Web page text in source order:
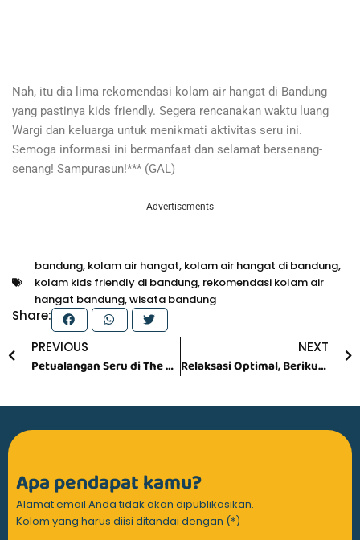
Nah, itu dia lima rekomendasi kolam air hangat di Bandung
yang pastinya kids friendly. Segera rencanakan waktu luang
Wargi dan keluarga untuk menikmati aktivitas seru ini.
Semoga informasi ini bermanfaat dan selamat bersenang-
senang! Sampurasun!*** (GAL)
Advertisements
bandung, kolam air hangat, kolam air hangat di bandung,
kolam kids friendly di bandung, rekomendasi kolam air
hangat bandung,wisata bandung
Share:
PrevPREVIOUS
Petualangan Seru di The Nice Park Bandung, Destinasi Keluarga yang Tak Boleh Dilewatkan!
NEXT
Relaksasi Optimal, Berikut 5 Rekomendasi Tempat Pijat Terbaik di Bandung
Apa pendapat kamu?
Alamat email Anda tidak akan dipublikasikan.
Kolom yang harus diisi ditandai dengan (*)